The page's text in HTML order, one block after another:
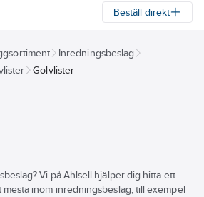
Beställ direkt
Inredningsbeslag
Golvlister
Vi på Ahlsell hjälper dig hitta ett
inom inredningsbeslag, till exempel